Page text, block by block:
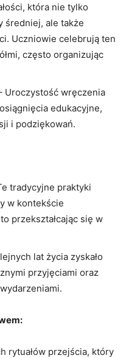
która nie tylko
​średniej, ale także
Uczniowie celebrują ten
często organizując
Uroczystość wręczenia
edukacyjne,
i podziękowań.
tradycyjne praktyki
w kontekście
przekształcając się w⁣
lat życia zyskało
przyjęciami oraz
rytuałów przejścia, który